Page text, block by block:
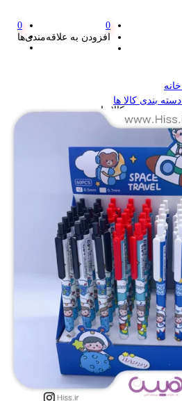
0
افزودن به علاقه‌مندی‌ها
0
خانه
دسته بندی کالا ها
دسته بندی کالا ها
لوازم تحریر و هنر
مداد
پاک کن و غلط گیر
مداد تراش
اتود و نوک
روان نویس فانتزی
خودکار و خودکار فشاری
ماژیک ها
دفترچه یادداشت
استیکر
استیک نوت
خط کش و گونیا
کیف غذا
کوله پشتی
چسب
کاتر فانتزی
بوک مارک
ماشین حساب
قیچی
منگنه فانتزی
سرگرمی و آموزشی
فانتزی ها
برچسب استیکری
کاور A4 و پوشه فانتزی
جامدادی
تخته وایت برد
تخته شاسی